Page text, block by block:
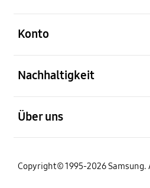
Konto
Nachhaltigkeit
Über uns
Copyright© 1995-2026